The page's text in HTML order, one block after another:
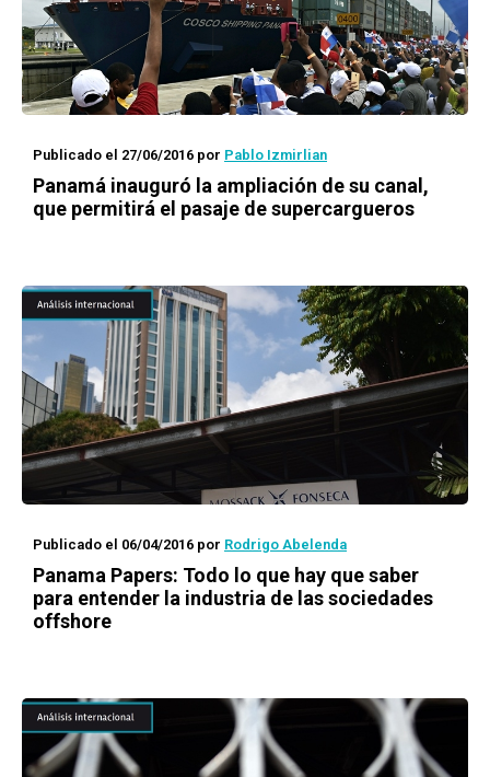
Publicado el 27/06/2016 por Pablo Izmirlian
Panamá inauguró la ampliación de su canal,
que permitirá el pasaje de supercargueros
Publicado el 06/04/2016 por Rodrigo Abelenda
Panama Papers: Todo lo que hay que saber
para entender la industria de las sociedades
offshore